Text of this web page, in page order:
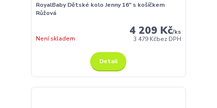
RoyalBaby Dětské kolo Jenny 16" s košíčkem
Růžová
4 209 Kč/ks
3 479 Kčbez DPH
Není skladem
Detail